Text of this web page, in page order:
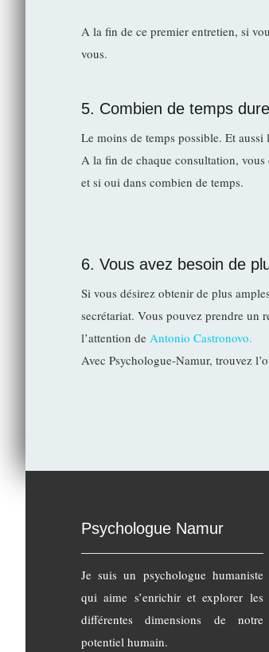
A la fin de ce premier entretien, si
vous.
5. Combien de temps
Le moins de temps possible. Et
A la fin de chaque consultation, vous
et si oui dans combien de temps.
6. Vous avez besoin de
Si vous désirez obtenir de plus
secrétariat. Vous pouvez prendre un
l’attention de Antonio Castronovo.
Avec Psychologue-Namur, trouvez
Psychologue Namur
Je suis un psychologue humaniste
qui aime s’enrichir et explorer les
différentes dimensions de notre
potentiel humain.